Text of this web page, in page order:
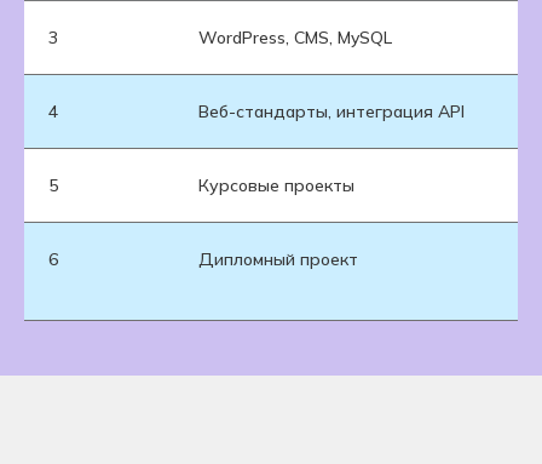
3 WordPress, CMS, MySQL
4 Веб-стандарты, интеграция API
5 Курсовые проекты
6 Дипломный проект